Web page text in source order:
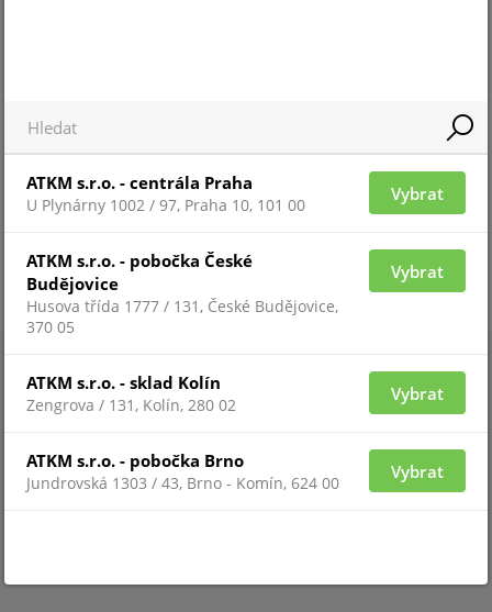
ATKM s.r.o. - centrála Praha
U Plynárny 1002 / 97, Praha 10, 101 00
Vybrat
ATKM s.r.o. - pobočka České
Budějovice
Husova třída 1777 / 131, České Budějovice,
370 05
Vybrat
ATKM s.r.o. - sklad Kolín
Zengrova / 131, Kolín, 280 02
Vybrat
ATKM s.r.o. - pobočka Brno
Jundrovská 1303 / 43, Brno - Komín, 624 00
Vybrat